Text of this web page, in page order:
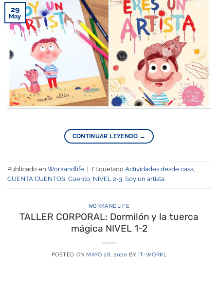
29
May
CONTINUAR LEYENDO →
Publicado en Workandlife Etiquetado Actividades desde casa,
CUENTA CUENTOS, Cuento, NIVEL 2-3, Soy un artista
WORKANDLIFE
TALLER CORPORAL: Dormilón y la tuerca
mágica NIVEL 1-2
POSTED ON MAYO 28, 2020 BY IT-WORKL